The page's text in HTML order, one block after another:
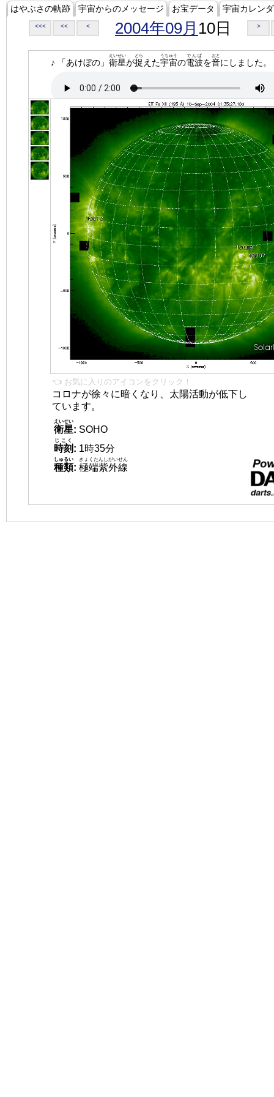
はやぶさの軌跡 宇宙からのメッセージ お宝データ 宇宙カレン
<<< << < 2004年09月 10日 >
♪ 「あけぼの」 衛星
えいせい
が捉
とら
えた宇宙
うちゅう
の電波
でんぱ
を音
おと
にしました。
👈 お気に入りのアイコンをクリック！
コロナが徐々に暗くなり、太陽活動が低下し
ています。
衛星
えいせい
: SOHO
時刻
じこく
: 1時35分
種類
しゅるい
: 極端紫外線
きょくたんしがいせん